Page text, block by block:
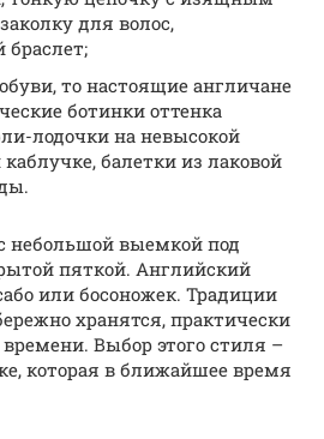
для волос,
браслет;
то настоящие англичане
ботинки оттенка
лодочки на невысокой
балетки из лаковой
выемкой под
пяткой. Английский
или босоножек. Традиции
хранятся, практически
Выбор этого стиля –
которая в ближайшее время